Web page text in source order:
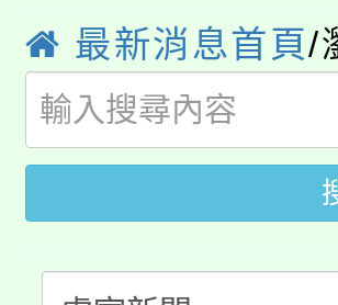
心理、諮商輔
系所師生報名
學籍身 分審
版
淨零綠領人才
公告本校115
代理(課)教師
「2026金融
車」活動
桃園市115學
生本土語及新
公告本校115
最新消息首頁/